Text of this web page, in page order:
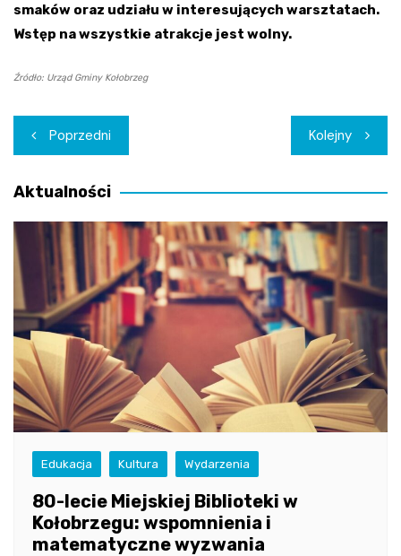
smaków oraz udziału w interesujących warsztatach.
Wstęp na wszystkie atrakcje jest wolny.
Źródło: Urząd Gminy Kołobrzeg
Nawigacja
wpisu
Poprzedni Kolejny
Aktualności
Edukacja Kultura Wydarzenia
80-lecie Miejskiej Biblioteki w
Kołobrzegu: wspomnienia i
matematyczne wyzwania